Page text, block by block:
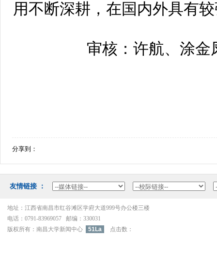
用不断深耕，在国内外具有
审核：许航、涂金
分享到：
友情链接：
地址：江西省南昌市红谷滩区学府大道999号办公楼三楼
电话：0791-83969057邮编：330031
版权所有：南昌大学新闻中心
51La 点击数：